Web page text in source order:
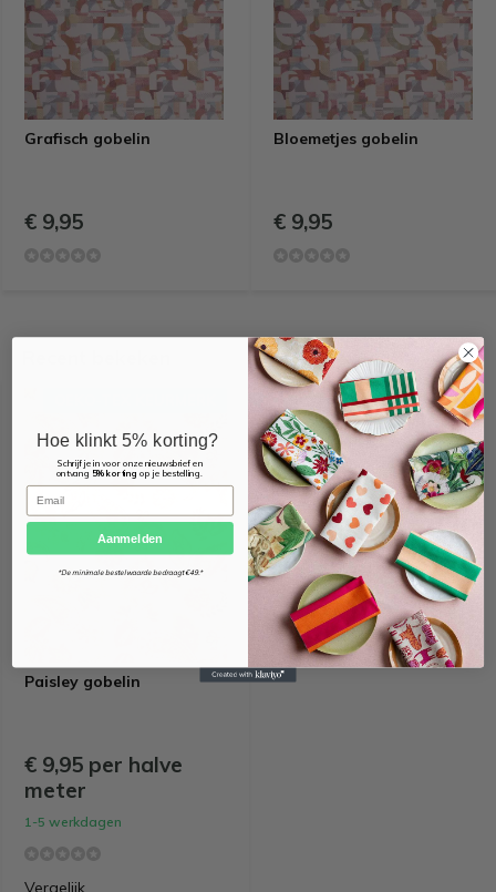
Grafisch gobelin
€ 9,95
Bloemetjes gobelin
€ 9,95
Paisley gobelin
€ 9,95 per halve
meter
1-5 werkdagen
Vergelijk
Hoe klinkt 5% korting?
Schrijf je in voor onze nieuwsbrief en
ontvang 5% kortingop je bestelling.
Email
Aanmelden
*De minimale bestelwaarde bedraagt €49.*